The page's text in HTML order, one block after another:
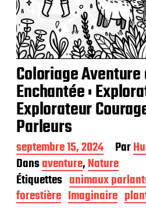
Coloriage
Enchantée :
Explorateur
Parleurs
D
a
t
e
d
e
septembre 15, 2024 Par
Dansaventure,Nature
Étiquettes animaux
forestière Imaginaire